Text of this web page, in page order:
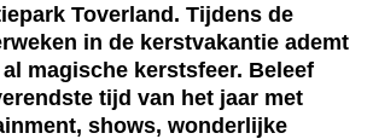
Toverland. Tijdens de
in de kerstvakantie ademt
magische kerstsfeer. Beleef
tijd van het jaar met
shows, wonderlijke